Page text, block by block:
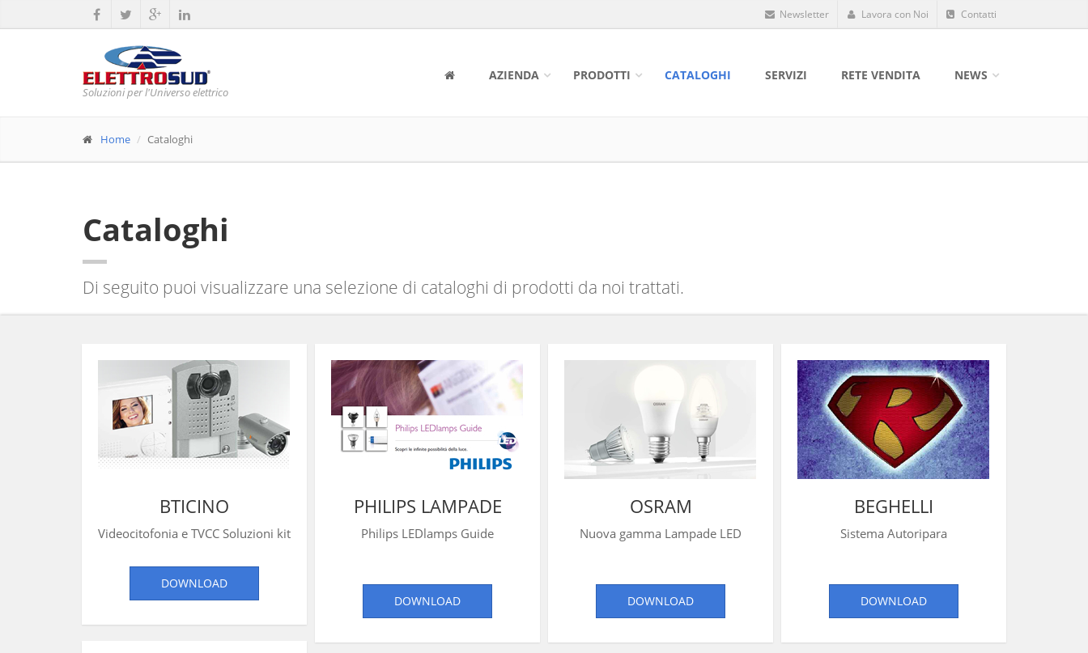
Newsletter Lavora con Noi Contatti
Soluzioni per l'Universo elettrico
AZIENDA PRODOTTI CATALOGHI SERVIZI RETE VENDITA NEWS
Home Cataloghi
Cataloghi
Di seguito puoi visualizzare una selezione di cataloghi di prodotti da noi trattati.
BTICINO
Videocitofonia e TVCC Soluzioni kit
DOWNLOAD
PHILIPS LAMPADE
Philips LEDlamps Guide
DOWNLOAD
OSRAM
Nuova gamma Lampade LED
DOWNLOAD
BEGHELLI
Sistema Autoripara
DOWNLOAD